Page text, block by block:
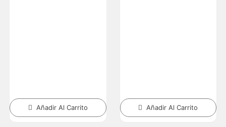
Añadir Al Carrito Añadir Al Carrito